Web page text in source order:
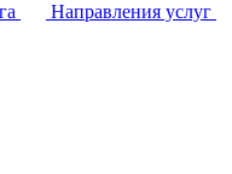
Направления услуг